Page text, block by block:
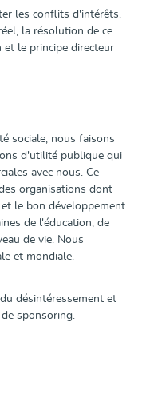
les conflits d'intérêts.
la résolution de ce
et le principe directeur
sociale, nous faisons
d'utilité publique qui
avec nous. Ce
organisations dont
et le bon développement
de l'éducation, de
de vie. Nous
et mondiale.
désintéressement et
sponsoring.